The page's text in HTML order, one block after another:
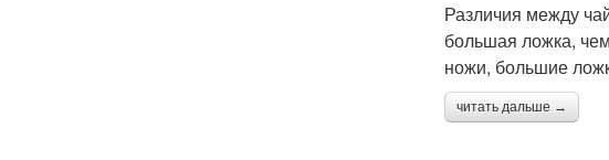
Различия между
большая ложка,
ножи, большие
читать дальше →